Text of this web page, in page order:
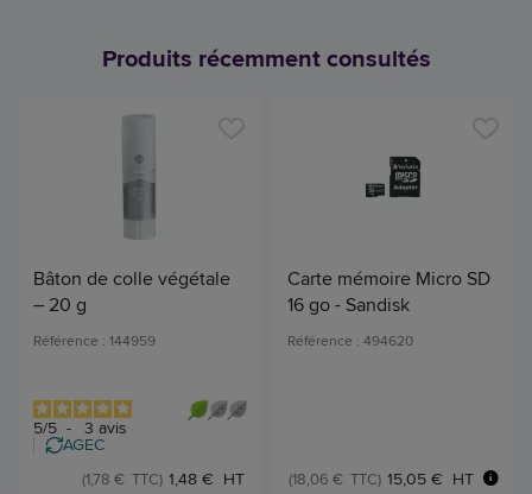
Produits récemment consultés
Bâton de colle végétale
– 20 g
Référence : 144959
5/5 - 3 avis
AGEC
1,48 € HT
(1,78 € TTC)
Carte mémoire Micro SD
16 go - Sandisk
Référence : 494620
15,05 € HT
(18,06 € TTC)